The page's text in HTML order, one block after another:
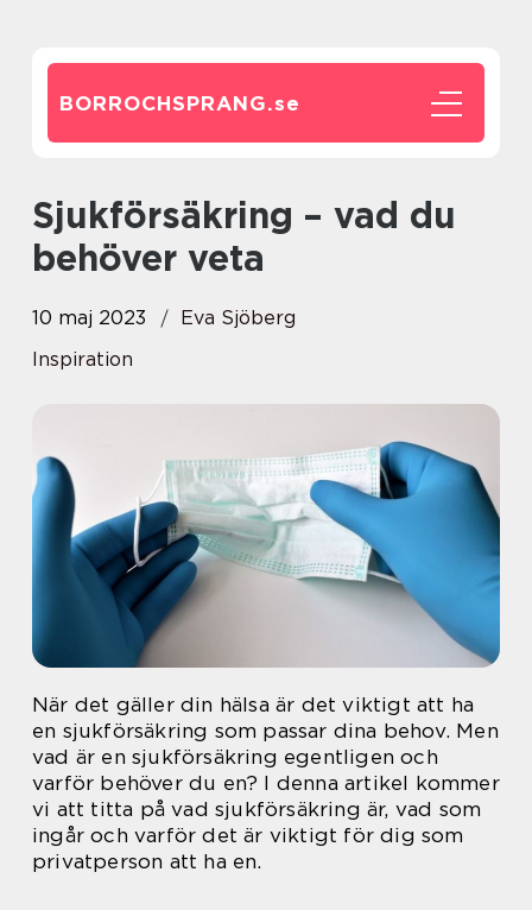
BORROCHSPRANG.se
Sjukförsäkring – vad du
behöver veta
10 maj 2023
Eva Sjöberg
Inspiration
När det gäller din hälsa är det viktigt att ha
en sjukförsäkring som passar dina behov. Men
vad är en sjukförsäkring egentligen och
varför behöver du en? I denna artikel kommer
vi att titta på vad sjukförsäkring är, vad som
ingår och varför det är viktigt för dig som
privatperson att ha en.